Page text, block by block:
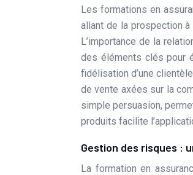
Les formations en
allant de la prospection
L’importance de la
des éléments clés pour
fidélisation d’une
de vente axées sur la
simple persuasion,
produits facilite
Gestion des risques :
La formation en